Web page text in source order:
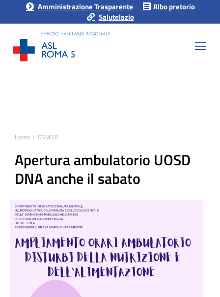
Amministrazione Trasparente
Albo pretorio
Salutelazio
Tu sei qui:
Home DSMDP
Apertura ambulatorio UOSD
DNA anche il sabato